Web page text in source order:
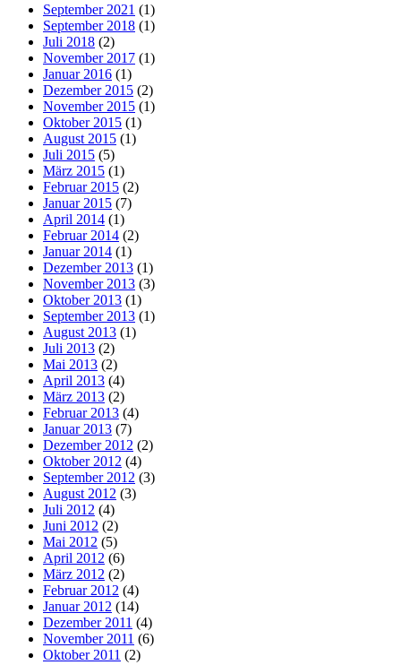
September 2021 (1)
September 2018 (1)
Juli 2018 (2)
November 2017 (1)
Januar 2016 (1)
Dezember 2015 (2)
November 2015 (1)
Oktober 2015 (1)
August 2015 (1)
Juli 2015 (5)
März 2015 (1)
Februar 2015 (2)
Januar 2015 (7)
April 2014 (1)
Februar 2014 (2)
Januar 2014 (1)
Dezember 2013 (1)
November 2013 (3)
Oktober 2013 (1)
September 2013 (1)
August 2013 (1)
Juli 2013 (2)
Mai 2013 (2)
April 2013 (4)
März 2013 (2)
Februar 2013 (4)
Januar 2013 (7)
Dezember 2012 (2)
Oktober 2012 (4)
September 2012 (3)
August 2012 (3)
Juli 2012 (4)
Juni 2012 (2)
Mai 2012 (5)
April 2012 (6)
März 2012 (2)
Februar 2012 (4)
Januar 2012 (14)
Dezember 2011 (4)
November 2011 (6)
Oktober 2011 (2)